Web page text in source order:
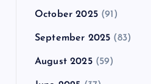
October 2025(91)
September 2025 (83)
August 2025(59)